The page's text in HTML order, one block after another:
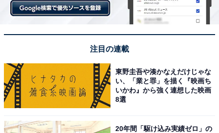
した暮らしを求める人々から注目を集めています。
回答者コメント
「空気がよくて健康的に暮らせそう」（30代女性／
石川県）
「水が美味しそうだから」（30代女性／千葉県）
注目の連載
東野圭吾や湊かなえだけじゃな
い、「業と罪」を描く『映画ち
いかわ』から強く連想した映画
8選
20年間「駆け込み実績ゼロ」の